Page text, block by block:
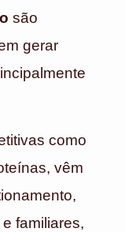
são
gerar
como
vêm
familiares,